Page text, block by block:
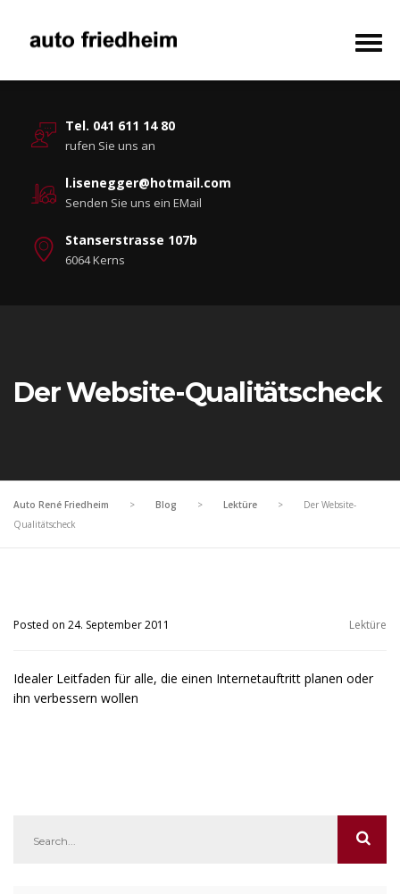
Tel. 041 611 14 80
rufen Sie uns an
l.isenegger@hotmail.com
Senden Sie uns ein EMail
Stanserstrasse 107b
6064 Kerns
Der Website-Qualitätscheck
Auto René Friedheim > Blog > Lektüre >
Der Website-
Qualitätscheck
Posted on 24. September 2011 Lektüre
Idealer Leitfaden für alle, die einen Internetauftritt planen oder
ihn verbessern wollen